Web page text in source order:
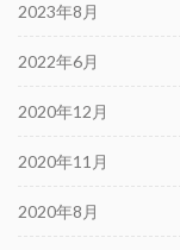
2023年8月
2022年6月
2020年12月
2020年11月
2020年8月